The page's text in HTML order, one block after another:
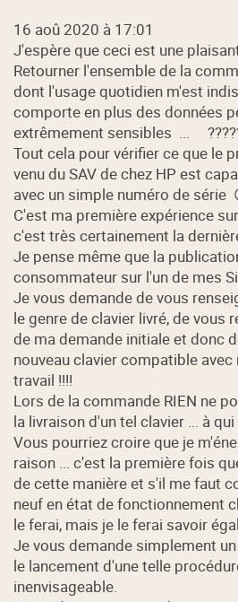
16 aoû 2020 à 17:01
J'espère que ceci est une
Retourner l'ensemble de la
dont l'usage quotidien m'est
comporte en plus des données
extrêmement sensibles ...
Tout cela pour vérifier ce que le
venu du SAV de chez HP est
avec un simple numéro de série
C'est ma première expérience
c'est très certainement la
Je pense même que la
consommateur sur l'un de mes
Je vous demande de vous
le genre de clavier livré, de vous
de ma demande initiale et donc
nouveau clavier compatible
travail !!!!
Lors de la commande RIEN ne
la livraison d'un tel clavier ... à
Vous pourriez croire que je
raison ... c'est la première fois
de cette manière et s'il me faut
neuf en état de fonctionnement
le ferai, mais je le ferai savoir
Je vous demande simplement
le lancement d'une telle
inenvisageable.